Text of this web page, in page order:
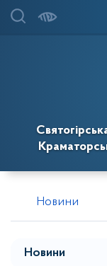
Новини
Новини